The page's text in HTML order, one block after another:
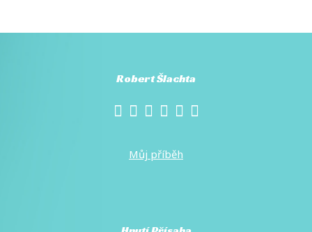
Robert Šlachta
Můj příběh